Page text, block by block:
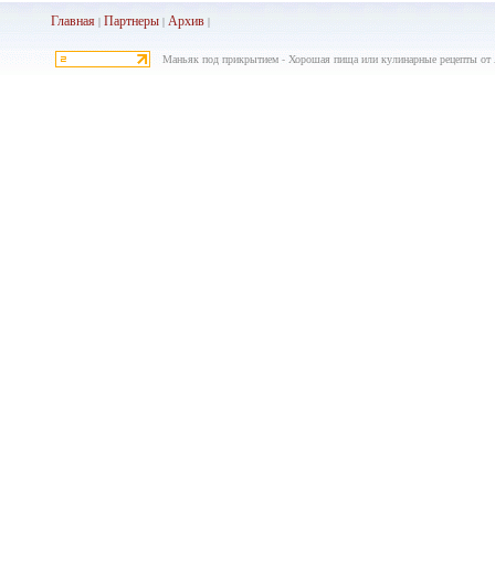
Главная |Партнеры |Архив |
Маньяк под прикрытием - Хорошая пища или кулинарные рецепты